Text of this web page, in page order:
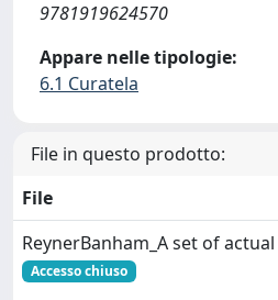
9781919624570
Appare nelle tipologie:
6.1 Curatela
File in questo prodotto:
File
ReynerBanham_A set of
Accesso chiuso